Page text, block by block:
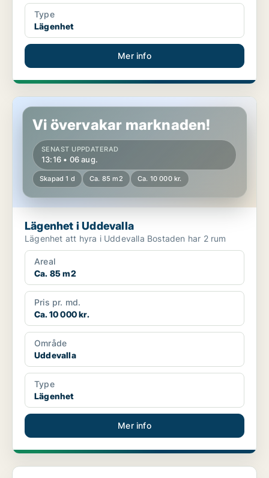
Type
Lägenhet
Mer info
Lägenhet i Uddevalla
Vi övervakar marknaden!
SENAST UPPDATERAD
13:16 • 06 aug.
Skapad 1 d Ca. 85 m2 Ca. 10 000 kr.
Lägenhet i Uddevalla
Lägenhet att hyra i Uddevalla Bostaden har 2 rum
Areal
Ca. 85 m2
Pris pr. md.
Ca. 10 000 kr.
Område
Uddevalla
Type
Lägenhet
Mer info
Lägenhet i Uddevalla